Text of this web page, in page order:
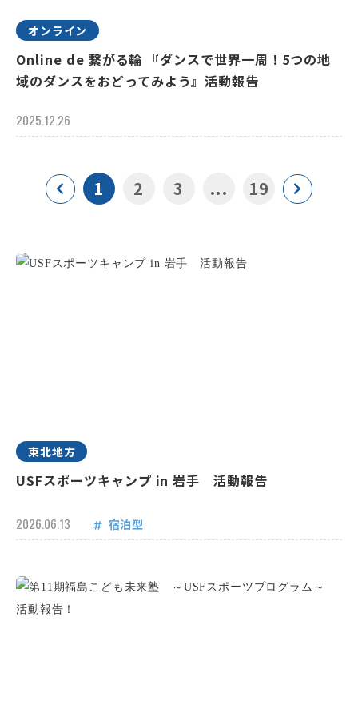
オンライン
Online de 繋がる輪 『ダンスで世界一周！5つの地
域のダンスをおどってみよう』活動報告
2025.12.26
1 2 3 ... 19
東北地方
USFスポーツキャンプ in 岩手 活動報告
2026.06.13 宿泊型